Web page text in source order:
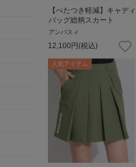
【べたつき軽減】キャディ
バッグ総柄スカート
アンパスィ
12,100円(税込)
人気アイテム